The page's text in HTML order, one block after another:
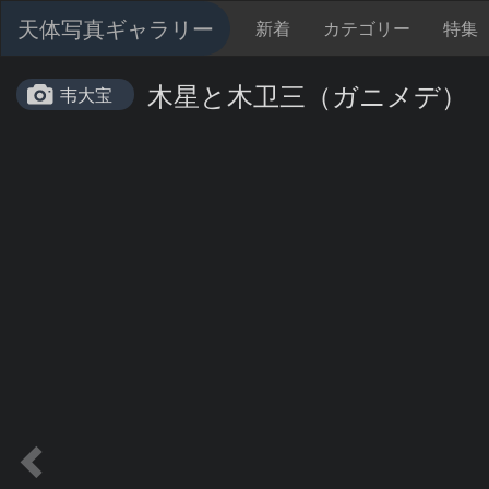
天体写真ギャラリー 新着 カテゴリー 特集
韦大宝 木星と木卫三（ガニメデ）